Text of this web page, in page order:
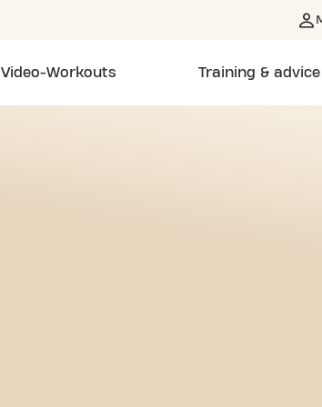
Video-Workouts Training & advice